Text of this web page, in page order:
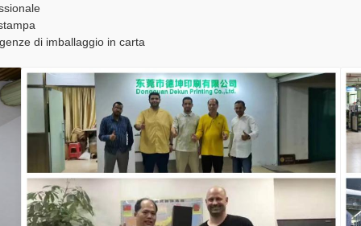
di imballaggio in carta